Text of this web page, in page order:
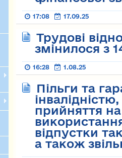
17:08 17.09.25
Трудові
змінилося з
16:28 1.08.25
Пільги та
прийняття
відпустки
а також